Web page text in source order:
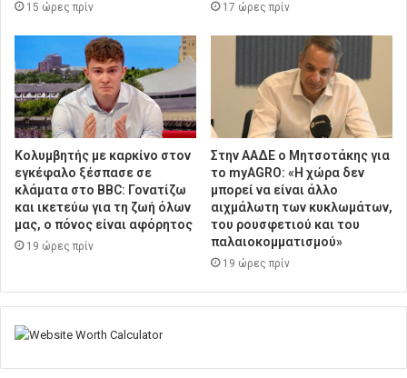
15 ώρες πρίν 17 ώρες πρίν
Κολυμβητής με καρκίνο στον
εγκέφαλο ξέσπασε σε
κλάματα στο BBC: Γονατίζω
και ικετεύω για τη ζωή όλων
μας, ο πόνος είναι αφόρητος
19 ώρες πρίν
Στην ΑΑΔΕ ο Μητσοτάκης για
το myAGRO: «Η χώρα δεν
μπορεί να είναι άλλο
αιχμάλωτη των κυκλωμάτων,
του ρουσφετιού και του
παλαιοκομματισμού»
19 ώρες πρίν